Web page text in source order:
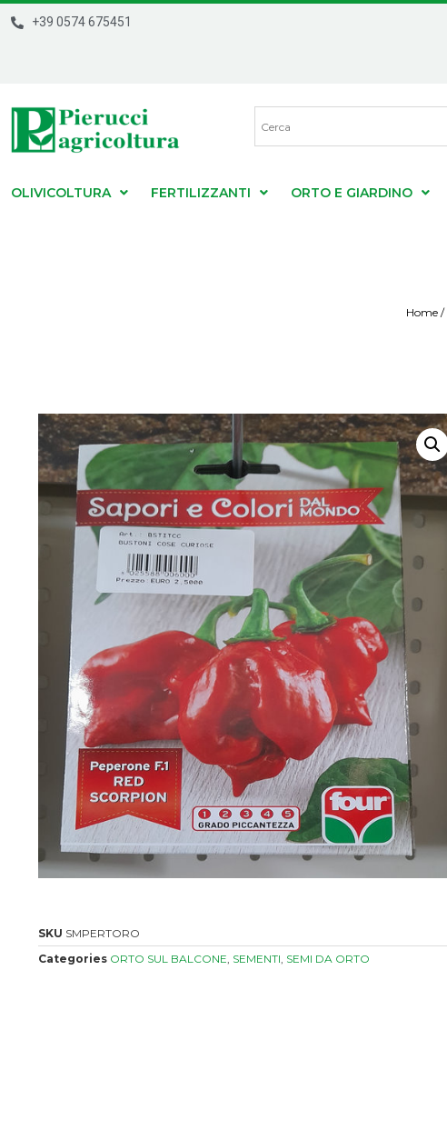
+39 0574 675451
OLIVICOLTURA FERTILIZZANTI ORTO E GIARDINO
Home/
SKU SMPERTORO
Categories ORTO SUL BALCONE SEMENTI SEMI DA ORTO